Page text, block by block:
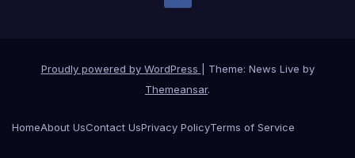
Proudly powered by WordPress
Theme: News Live by
Themeansar.
HomeAbout UsContact UsPrivacy PolicyTerms of Service